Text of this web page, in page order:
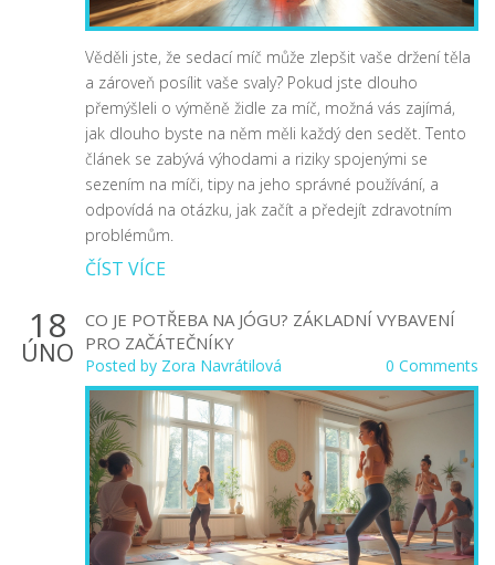
Věděli jste, že sedací míč může zlepšit vaše držení těla
a zároveň posílit vaše svaly? Pokud jste dlouho
přemýšleli o výměně židle za míč, možná vás zajímá,
jak dlouho byste na něm měli každý den sedět. Tento
článek se zabývá výhodami a riziky spojenými se
sezením na míči, tipy na jeho správné používání, a
odpovídá na otázku, jak začít a předejít zdravotním
problémům.
ČÍST VÍCE
18
ÚNO
CO JE POTŘEBA NA JÓGU? ZÁKLADNÍ VYBAVENÍ
PRO ZAČÁTEČNÍKY
Posted by Zora Navrátilová 0 Comments